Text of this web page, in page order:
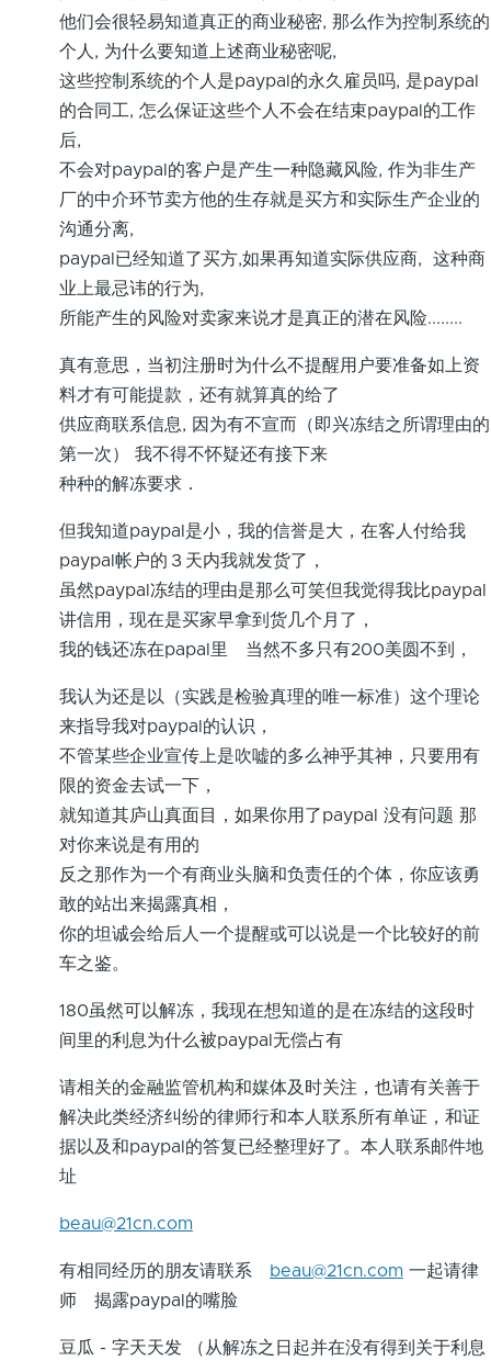
他们会很轻易知道真正的商业秘密, 那么作为控制系统的
个人, 为什么要知道上述商业秘密呢,
这些控制系统的个人是paypal的永久雇员吗, 是paypal
的合同工, 怎么保证这些个人不会在结束paypal的工作
后,
不会对paypal的客户是产生一种隐藏风险, 作为非生产
厂的中介环节卖方他的生存就是买方和实际生产企业的
沟通分离,
paypal已经知道了买方,如果再知道实际供应商, 这种商
业上最忌讳的行为,
所能产生的风险对卖家来说才是真正的潜在风险........
真有意思，当初注册时为什么不提醒用户要准备如上资
料才有可能提款，还有就算真的给了
供应商联系信息, 因为有不宣而（即兴冻结之所谓理由的
第一次） 我不得不怀疑还有接下来
种种的解冻要求．
但我知道paypal是小，我的信誉是大，在客人付给我
paypal帐户的３天内我就发货了，
虽然paypal冻结的理由是那么可笑但我觉得我比paypal
讲信用，现在是买家早拿到货几个月了，
我的钱还冻在papal里 当然不多只有200美圆不到，
我认为还是以（实践是检验真理的唯一标准）这个理论
来指导我对paypal的认识，
不管某些企业宣传上是吹嘘的多么神乎其神，只要用有
限的资金去试一下，
就知道其庐山真面目，如果你用了paypal 没有问题 那
对你来说是有用的
反之那作为一个有商业头脑和负责任的个体，你应该勇
敢的站出来揭露真相，
你的坦诚会给后人一个提醒或可以说是一个比较好的前
车之鉴。
180虽然可以解冻，我现在想知道的是在冻结的这段时
间里的利息为什么被paypal无偿占有
请相关的金融监管机构和媒体及时关注，也请有关善于
解决此类经济纠纷的律师行和本人联系所有单证，和证
据以及和paypal的答复已经整理好了。本人联系邮件地
址
beau@21cn.com
有相同经历的朋友请联系 beau@21cn.com 一起请律
师 揭露paypal的嘴脸
豆瓜 - 字天天发 （从解冻之日起并在没有得到关于利息